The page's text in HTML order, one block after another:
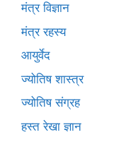
मंत्र विज्ञान
मंत्र रहस्य
आयुर्वेद
ज्योतिष शास्त्र
ज्योतिष संग्रह
हस्त रेखा ज्ञान